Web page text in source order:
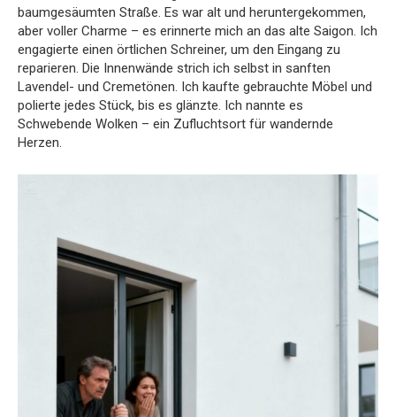
baumgesäumten Straße. Es war alt und heruntergekommen,
aber voller Charme – es erinnerte mich an das alte Saigon. Ich
engagierte einen örtlichen Schreiner, um den Eingang zu
reparieren. Die Innenwände strich ich selbst in sanften
Lavendel- und Cremetönen. Ich kaufte gebrauchte Möbel und
polierte jedes Stück, bis es glänzte. Ich nannte es
Schwebende Wolken – ein Zufluchtsort für wandernde
Herzen.